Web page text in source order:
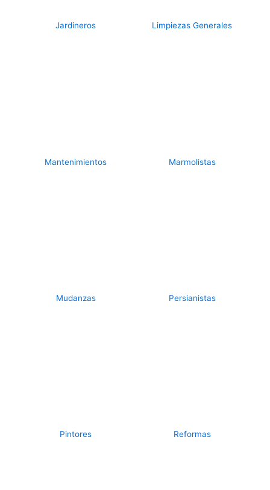
Jardineros Limpiezas Generales
Mantenimientos Marmolistas
Mudanzas Persianistas
Pintores Reformas